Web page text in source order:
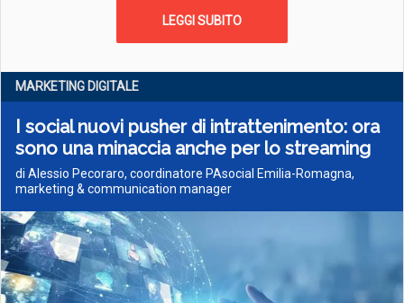
LEGGI SUBITO
MARKETING DIGITALE
I social nuovi pusher di intrattenimento: ora
sono una minaccia anche per lo streaming
di Alessio Pecoraro, coordinatore PAsocial Emilia-Romagna,
marketing & communication manager